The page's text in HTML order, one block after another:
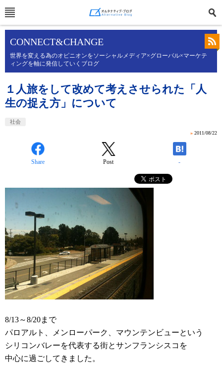
CONNECT&CHANGE
世界を変える為のオピニオンをソーシャルメディア×グローバル×マーケテ
ィングを軸に発信していくブログ
１人旅をして改めて考えさせられた「人
生の捉え方」について
社会
» 2011/08/22
Share Post -
8/13～8/20まで
パロアルト、メンローパーク、マウンテンビューという
シリコンバレーを代表する街とサンフランシスコを
中心に過ごしてきました。